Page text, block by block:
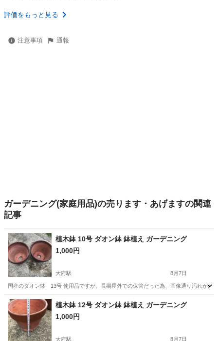
評価をもっと見る
注意事項 通報
ガーデニング(家庭用品)の売ります・あげますの関連
記事
植木鉢 10号 ダオン鉢 鉢植え ガーデニング
1,000円
大府駅 8月7日
国産のダオン鉢 13号 使用品ですが、長期屋外での保管だった為、画像通り汚れがあ
愛知 大府市 大府駅 その他 10号
植木鉢 12号 ダオン鉢 鉢植え ガーデニング
1,000円
大府駅 8月7日